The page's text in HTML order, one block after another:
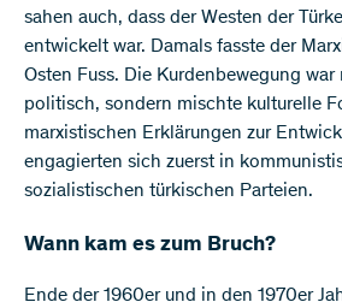
sahen auch, dass der Westen der
entwickelt war. Damals fasste der
Osten Fuss. Die Kurdenbewegung
politisch, sondern mischte kulturelle
marxistischen Erklärungen zur
engagierten sich zuerst in
sozialistischen türkischen Parteien.
Wann kam es zum Bruch?
Ende der 1960er und in den 1970er